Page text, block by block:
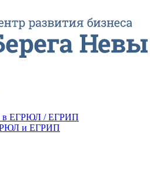
в ЕГРЮЛ / ЕГРИП
и ЕГРИП